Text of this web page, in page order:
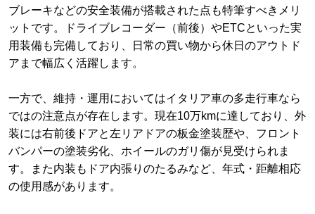
ブレーキなどの安全装備が搭載された点も特筆すべきメリ
ットです。ドライブレコーダー（前後）やETCといった実
用装備も完備しており、日常の買い物から休日のアウトド
アまで幅広く活躍します。
一方で、維持・運用においてはイタリア車の多走行車なら
ではの注意点が存在します。現在10万kmに達しており、外
装には右前後ドアと左リアドアの板金塗装歴や、フロント
バンパーの塗装劣化、ホイールのガリ傷が見受けられま
す。また内装もドア内張りのたるみなど、年式・距離相応
の使用感があります。